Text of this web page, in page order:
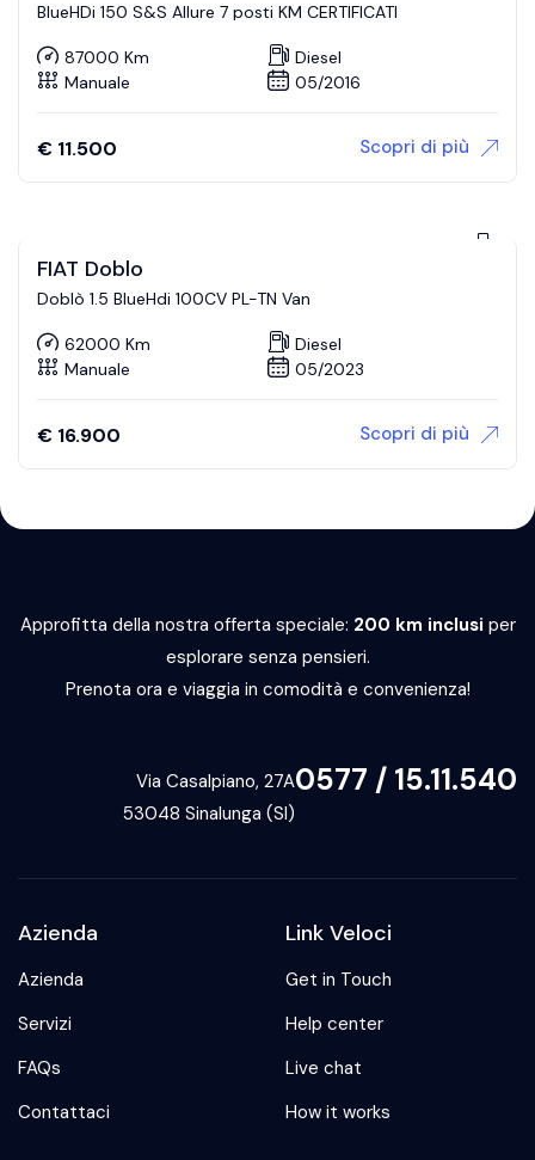
BlueHDi 150 S&S Allure 7 posti KM CERTIFICATI
87000 Km
Diesel
Manuale
05/2016
€ 11.500 Scopri di più
FIAT Doblo
Doblò 1.5 BlueHdi 100CV PL-TN Van
62000 Km
Diesel
Manuale
05/2023
€ 16.900 Scopri di più
Approfitta della nostra offerta speciale: 200 km inclusi per
esplorare senza pensieri.
Prenota ora e viaggia in comodità e convenienza!
0577 / 15.11.540
Via Casalpiano, 27A
53048 Sinalunga (SI)
Azienda
Azienda
Servizi
FAQs
Contattaci
Link Veloci
Get in Touch
Help center
Live chat
How it works